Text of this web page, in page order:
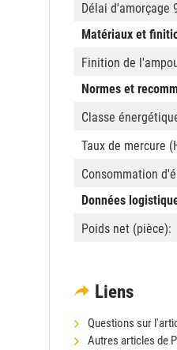
Délai d'amorçage
Matériaux et
Finition de
Normes et
Classe
Taux de mercure
Consommation
Données
Poids net (pièce):
Liens
Questions sur
Autres articles de